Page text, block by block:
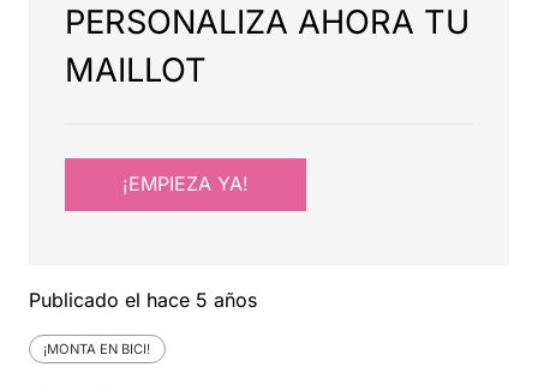
PERSONALIZA AHORA TU
MAILLOT
¡EMPIEZA YA!
Publicado el hace 5 años
¡MONTA EN BICI!